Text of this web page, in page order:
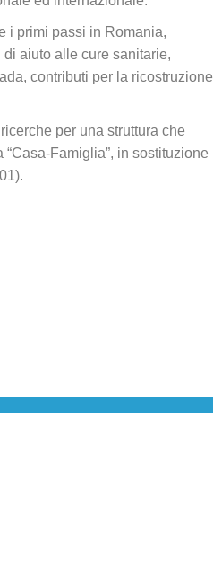
i primi passi in Romania,
aiuto alle cure sanitarie,
contributi per la ricostruzione
per una struttura che
Famiglia”, in sostituzione